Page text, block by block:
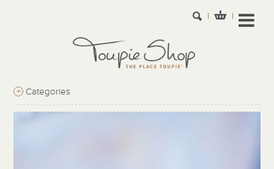
+ Categories